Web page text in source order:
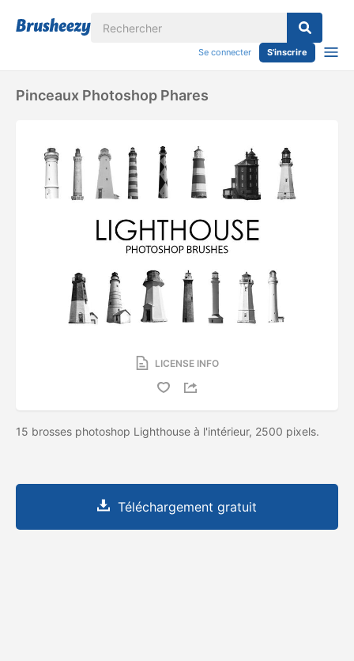
Se connecter S'inscrire
Pinceaux Photoshop Phares
LICENSE INFO
15 brosses photoshop Lighthouse à l'intérieur, 2500 pixels.
Téléchargement gratuit